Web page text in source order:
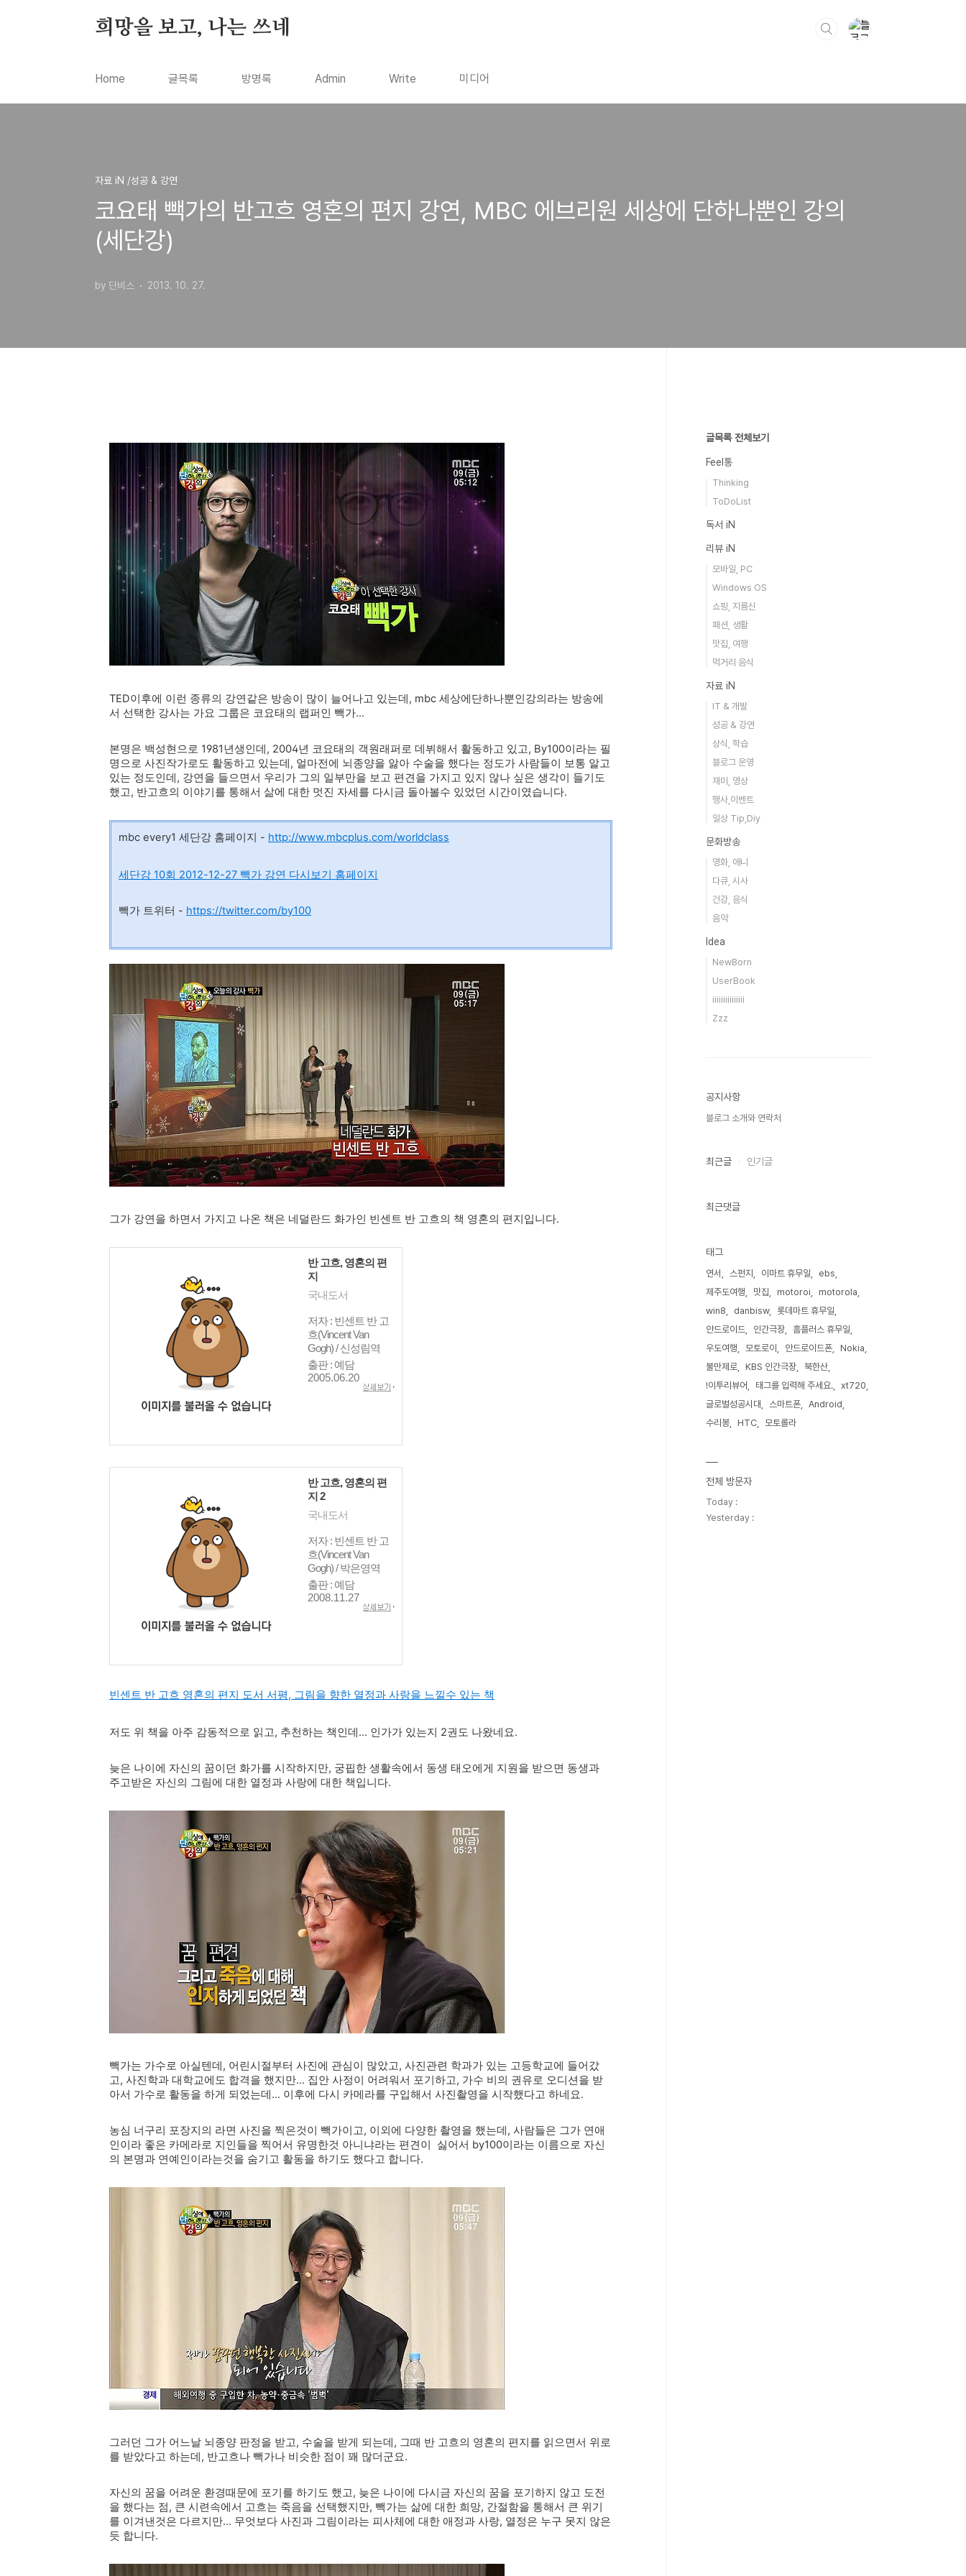
희망을 보고, 나는 쓰네
Home 글목록 방명록 Admin Write 미디어
자료 iN /성공 & 강연
코요태 빽가의 반고흐 영혼의 편지 강연, MBC 에브리원 세상에 단하나뿐인 강의
(세단강)
by 단비스 2013. 10. 27.
TED이후에 이런 종류의 강연같은 방송이 많이 늘어나고 있는데, mbc 세상에단하나뿐인강의라는 방송에
서 선택한 강사는 가요 그룹은 코요태의 랩퍼인 빽가...
본명은 백성현으로 1981년생인데, 2004년 코요태의 객원래퍼로 데뷔해서 활동하고 있고, By100이라는 필
명으로 사진작가로도 활동하고 있는데, 얼마전에 뇌종양을 앓아 수술을 했다는 정도가 사람들이 보통 알고
있는 정도인데, 강연을 들으면서 우리가 그의 일부만을 보고 편견을 가지고 있지 않나 싶은 생각이 들기도
했고, 반고흐의 이야기를 통해서 삶에 대한 멋진 자세를 다시금 돌아볼수 있었던 시간이였습니다.
mbc every1 세단강 홈페이지 - http://www.mbcplus.com/worldclass
세단강 10회 2012-12-27 빽가 강연 다시보기 홈페이지
빽가 트위터 - https://twitter.com/by100
그가 강연을 하면서 가지고 나온 책은 네덜란드 화가인 빈센트 반 고흐의 책 영혼의 편지입니다.
반 고흐, 영혼의 편
지
국내도서
저자 : 빈센트 반 고
흐(Vincent Van
Gogh) / 신성림역
출판 : 예담
2005.06.20
반 고흐, 영혼의 편
지 2
국내도서
저자 : 빈센트 반 고
흐(Vincent Van
Gogh) / 박은영역
출판 : 예담
2008.11.27
빈센트 반 고흐 영혼의 편지 도서 서평, 그림을 향한 열정과 사랑을 느낄수 있는 책
저도 위 책을 아주 감동적으로 읽고, 추천하는 책인데... 인가가 있는지 2권도 나왔네요.
늦은 나이에 자신의 꿈이던 화가를 시작하지만, 궁핍한 생활속에서 동생 태오에게 지원을 받으면 동생과
주고받은 자신의 그림에 대한 열정과 사랑에 대한 책입니다.
빽가는 가수로 아실텐데, 어린시절부터 사진에 관심이 많았고, 사진관련 학과가 있는 고등학교에 들어갔
고, 사진학과 대학교에도 합격을 했지만... 집안 사정이 어려워서 포기하고, 가수 비의 권유로 오디션을 받
아서 가수로 활동을 하게 되었는데... 이후에 다시 카메라를 구입해서 사진촬영을 시작했다고 하네요.
농심 너구리 포장지의 라면 사진을 찍은것이 빽가이고, 이외에 다양한 촬영을 했는데, 사람들은 그가 연애
인이라 좋은 카메라로 지인들을 찍어서 유명한것 아니냐라는 편견이 싫어서 by100이라는 이름으로 자신
의 본명과 연예인이라는것을 숨기고 활동을 하기도 했다고 합니다.
그러던 그가 어느날 뇌종양 판정을 받고, 수술을 받게 되는데, 그때 반 고흐의 영혼의 편지를 읽으면서 위로
를 받았다고 하는데, 반고흐나 빽가나 비슷한 점이 꽤 많더군요.
자신의 꿈을 어려운 환경때문에 포기를 하기도 했고, 늦은 나이에 다시금 자신의 꿈을 포기하지 않고 도전
을 했다는 점, 큰 시련속에서 고흐는 죽음을 선택했지만, 빽가는 삶에 대한 희망, 간절함을 통해서 큰 위기
를 이겨낸것은 다르지만... 무엇보다 사진과 그림이라는 피사체에 대한 애정과 사랑, 열정은 누구 못지 않은
듯 합니다.
글목록 전체보기
Feel통
Thinking
ToDoList
독서 iN
리뷰 iN
모바일, PC
Windows OS
쇼핑, 지름신
패션, 생활
맛집, 여행
먹거리 음식
자료 iN
IT & 개발
성공 & 강연
상식, 학습
블로그 운영
재미, 영상
행사,이벤트
일상 Tip,Diy
문화방송
영화, 애니
다큐, 시사
건강, 음식
음악
Idea
NewBorn
UserBook
iiiiiiiiiiiiiii
Zzz
공지사항
블로그 소개와 연락처
최근글 인기글
최근댓글
태그
연서 스펀지 이마트 휴무일
ebs
제주도여행
맛집 motoroi
motorola
win8
danbisw
롯데마트 휴무일
안드로이드
인간극장
홈플러스 휴무일
우도여행
모토로이 안드로이드폰
Nokia
불만제로
KBS 인간극장
북한산
!이투리뷰어
태그를 입력해 주세요.
xt720
글로벌성공시대
스마트폰
Android
수리봉
HTC 모토롤라
전체 방문자
Today :
Yesterday :